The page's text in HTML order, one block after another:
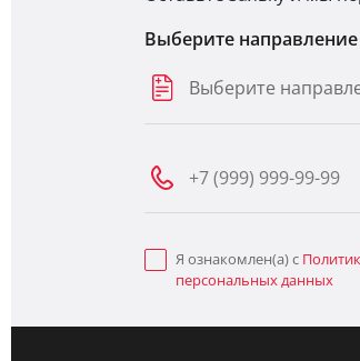
Выберите направление
Выберите
Я ознакомлен(а) с
персональных данных